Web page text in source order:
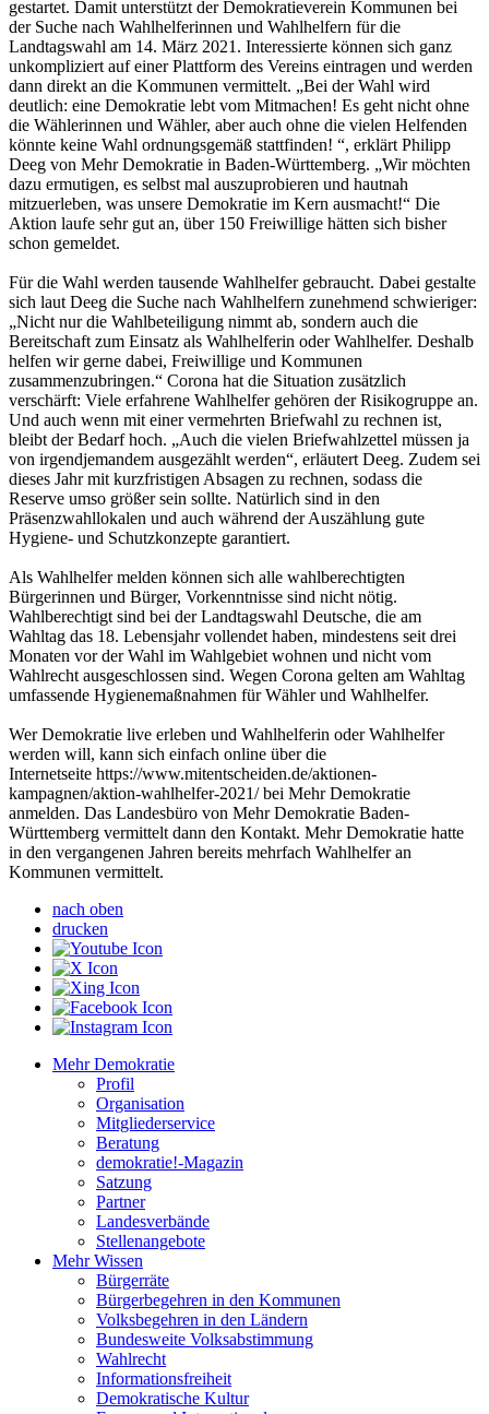
gestartet. Damit unterstützt der Demokratieverein Kommunen bei
der Suche nach Wahlhelferinnen und Wahlhelfern für die
Landtagswahl am 14. März 2021. Interessierte können sich ganz
unkompliziert auf einer Plattform des Vereins eintragen und werden
dann direkt an die Kommunen vermittelt. „Bei der Wahl wird
deutlich: eine Demokratie lebt vom Mitmachen! Es geht nicht ohne
die Wählerinnen und Wähler, aber auch ohne die vielen Helfenden
könnte keine Wahl ordnungsgemäß stattfinden! “, erklärt Philipp
Deeg von Mehr Demokratie in Baden-Württemberg. „Wir möchten
dazu ermutigen, es selbst mal auszuprobieren und hautnah
mitzuerleben, was unsere Demokratie im Kern ausmacht!“ Die
Aktion laufe sehr gut an, über 150 Freiwillige hätten sich bisher
schon gemeldet.
Für die Wahl werden tausende Wahlhelfer gebraucht. Dabei gestalte
sich laut Deeg die Suche nach Wahlhelfern zunehmend schwieriger:
„Nicht nur die Wahlbeteiligung nimmt ab, sondern auch die
Bereitschaft zum Einsatz als Wahlhelferin oder Wahlhelfer. Deshalb
helfen wir gerne dabei, Freiwillige und Kommunen
zusammenzubringen.“ Corona hat die Situation zusätzlich
verschärft: Viele erfahrene Wahlhelfer gehören der Risikogruppe an.
Und auch wenn mit einer vermehrten Briefwahl zu rechnen ist,
bleibt der Bedarf hoch. „Auch die vielen Briefwahlzettel müssen ja
von irgendjemandem ausgezählt werden“, erläutert Deeg. Zudem sei
dieses Jahr mit kurzfristigen Absagen zu rechnen, sodass die
Reserve umso größer sein sollte. Natürlich sind in den
Präsenzwahllokalen und auch während der Auszählung gute
Hygiene- und Schutzkonzepte garantiert.
Als Wahlhelfer melden können sich alle wahlberechtigten
Bürgerinnen und Bürger, Vorkenntnisse sind nicht nötig.
Wahlberechtigt sind bei der Landtagswahl Deutsche, die am
Wahltag das 18. Lebensjahr vollendet haben, mindestens seit drei
Monaten vor der Wahl im Wahlgebiet wohnen und nicht vom
Wahlrecht ausgeschlossen sind. Wegen Corona gelten am Wahltag
umfassende Hygienemaßnahmen für Wähler und Wahlhelfer.
Wer Demokratie live erleben und Wahlhelferin oder Wahlhelfer
werden will, kann sich einfach online über die
Internetseite https://www.mitentscheiden.de/aktionen-
kampagnen/aktion-wahlhelfer-2021/ bei Mehr Demokratie
anmelden. Das Landesbüro von Mehr Demokratie Baden-
Württemberg vermittelt dann den Kontakt. Mehr Demokratie hatte
in den vergangenen Jahren bereits mehrfach Wahlhelfer an
Kommunen vermittelt.
nach oben
drucken
Mehr Demokratie
Profil
Organisation
Mitgliederservice
Beratung
demokratie!-Magazin
Satzung
Partner
Landesverbände
Stellenangebote
Mehr Wissen
Bürgerräte
Bürgerbegehren in den Kommunen
Volksbegehren in den Ländern
Bundesweite Volksabstimmung
Wahlrecht
Informationsfreiheit
Demokratische Kultur